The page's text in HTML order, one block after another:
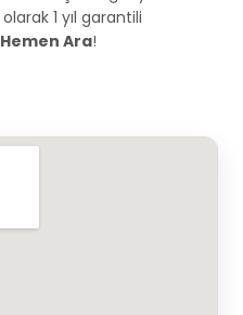
olarak 1 yıl garantili
Hemen Ara!